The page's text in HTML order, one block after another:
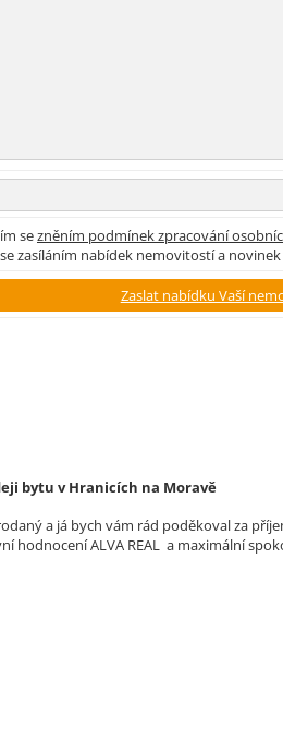
sezněním podmínek zpracování
zasíláním nabídek nemovitostí a
bytu v Hranicích na Moravě
a já bych vám rád poděkoval za
hodnocení ALVA REAL a maximální